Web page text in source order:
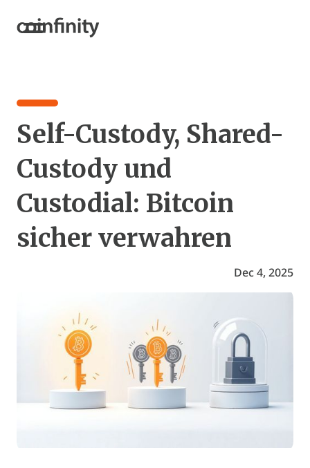
Self-Custody, Shared-
Custody und
Custodial: Bitcoin
sicher verwahren
Dec 4, 2025